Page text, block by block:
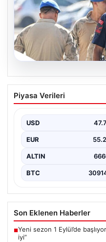
07.08.2026
Menderes
ve 9 Kişi Tutuklandı
Çiçek'in de aralarında
yürütülen kapsamlı…
Piyasa Verileri
USD
EUR
ALTIN
BTC
Son Eklenen Haberler
■Yeni sezon 1 Eylül’de
iyi”